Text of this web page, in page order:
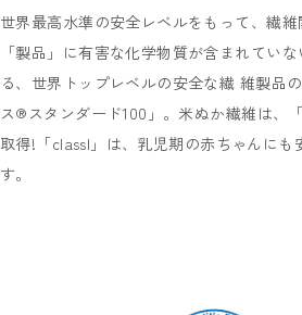
世界最高水準の安全レベルをもって、繊
「製品」に有害な化学物質が含まれてい
る、世界トップレベルの安全な繊 維製品
ス®スタンダード100」。米ぬか繊維は、
取得!「classI」は、乳児期の赤ちゃんにも
す。